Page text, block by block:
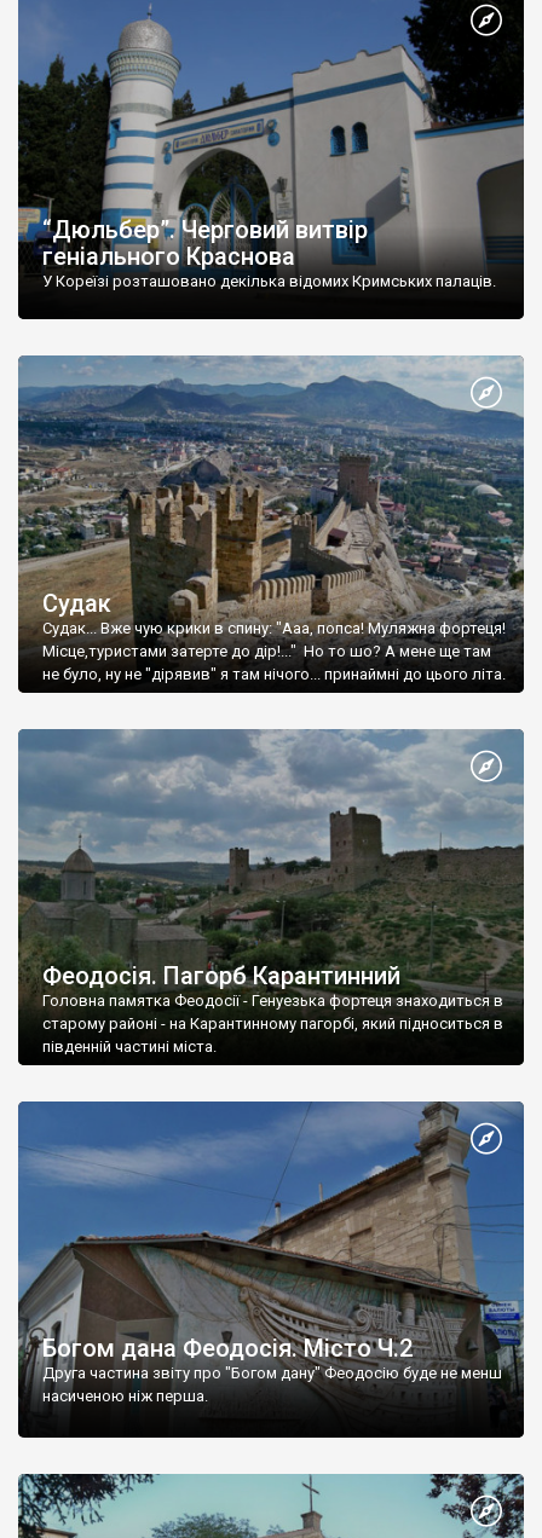
“Дюльбер”. Черговий витвір
геніального Краснова
У Кореїзі розташовано декілька відомих Кримських палаців.
Судак
Судак... Вже чую крики в спину: "Ааа, попса! Муляжна фортеця!
Місце,туристами затерте до дір!..." Но то шо? А мене ще там
не було, ну не "дірявив" я там нічого... принаймні до цього літа.
Феодосія. Пагорб Карантинний
Головна памятка Феодосії - Генуезька фортеця знаходиться в
старому районі - на Карантинному пагорбі, який підноситься в
південній частині міста.
Богом дана Феодосія. Місто Ч.2
Друга частина звіту про "Богом дану" Феодосію буде не менш
насиченою ніж перша.